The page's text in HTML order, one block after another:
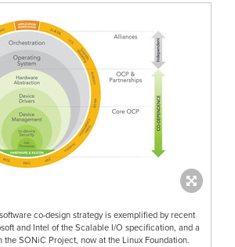
co-design strategy is exemplified by recent
and Intel of the Scalable I/O specification, and a
SONiC Project, now at the Linux Foundation.